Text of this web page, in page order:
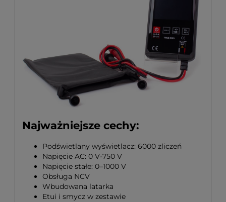
Najważniejsze cechy:
Podświetlany wyświetlacz: 6000 zliczeń
Napięcie AC: 0 V-750 V
Napięcie stałe: 0–1000 V
Obsługa NCV
Wbudowana latarka
Etui i smycz w zestawie